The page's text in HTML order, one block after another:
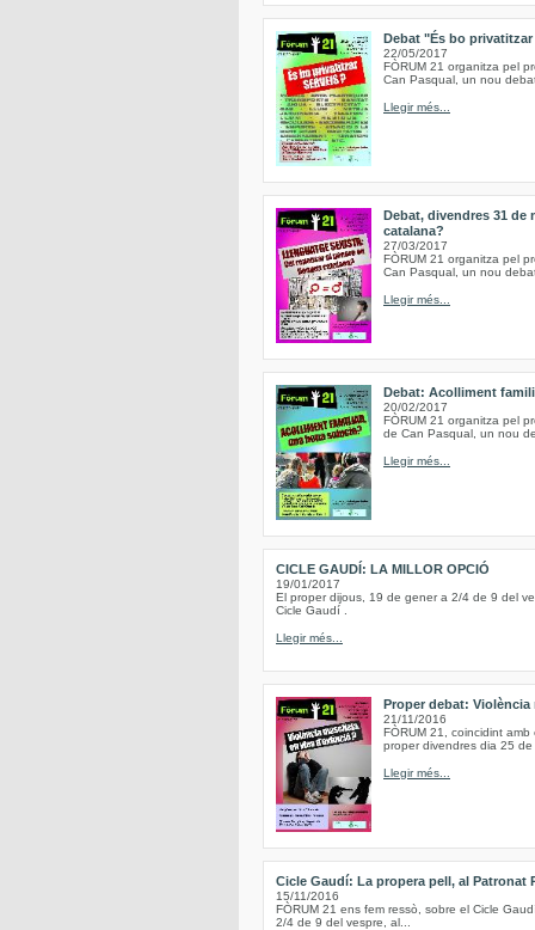
Debat "És bo
22/05/2017
FÒRUM 21 organitza pel
Can Pasqual, un nou
Llegir més...
Debat, divendres 31 de
catalana?
27/03/2017
FÒRUM 21 organitza pel
Can Pasqual, un nou
Llegir més...
Debat: Acolliment
20/02/2017
FÒRUM 21 organitza pel
de Can Pasqual, un nou
Llegir més...
CICLE GAUDÍ: LA MILLOR OPCIÓ
19/01/2017
El proper dijous, 19 de gener a 2/4 de 9 del
Cicle Gaudí .
Llegir més...
Proper debat:
21/11/2016
FÒRUM 21, coincidint
proper divendres dia 25
Llegir més...
Cicle Gaudí: La propera pell, al Patronat
15/11/2016
FÒRUM 21 ens fem ressò, sobre el Cicle
2/4 de 9 del vespre, al...